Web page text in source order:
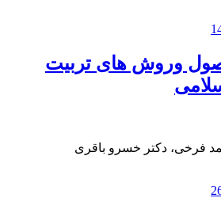
وروش های تربیت
فرخی، دکتر خسرو باقری